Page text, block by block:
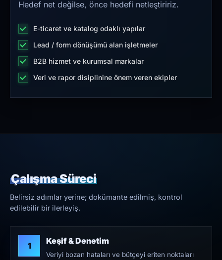
Hedef net değilse, önce hedefi netleştiririz.
E-ticaret ve katalog odaklı yapılar
Lead / form dönüşümü alan işletmeler
B2B hizmet ve kurumsal markalar
Veri ve rapor disiplinine önem veren ekipler
Çalışma Süreci
Belirsiz adımlar yerine; dokümante edilmiş, kontrol
edilebilir bir ilerleyiş.
1 Keşif & Denetim
Veriyi bozan hataları ve bütçeyi eriten noktaları